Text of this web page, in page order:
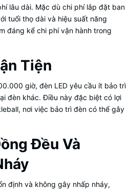
lâu dài. Mặc dù chi phí lắp đặt ban
tuổi thọ dài và hiệu suất năng
đáng kể chi phí vận hành trong
Tiện
giờ, đèn LED yêu cầu ít bảo trì
đèn khác. Điều này đặc biệt có lợi
nơi việc bảo trì đèn có thể gây
Đều Và
định và không gây nhấp nháy,